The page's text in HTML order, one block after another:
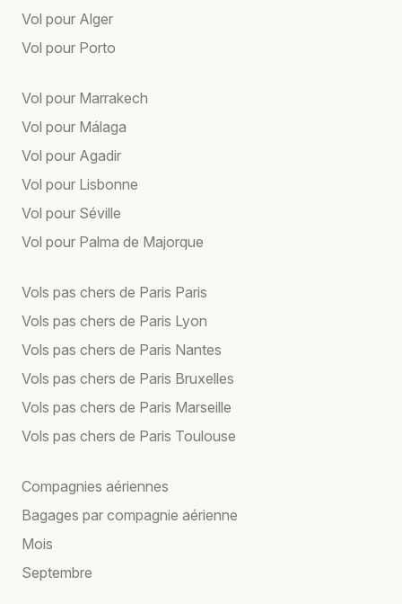
Vol pour Alger
Vol pour Porto
Vol pour Marrakech
Vol pour Málaga
Vol pour Agadir
Vol pour Lisbonne
Vol pour Séville
Vol pour Palma de Majorque
Vols pas chers de Paris Paris
Vols pas chers de Paris Lyon
Vols pas chers de Paris Nantes
Vols pas chers de Paris Bruxelles
Vols pas chers de Paris Marseille
Vols pas chers de Paris Toulouse
Compagnies aériennes
Bagages par compagnie aérienne
Mois
Septembre